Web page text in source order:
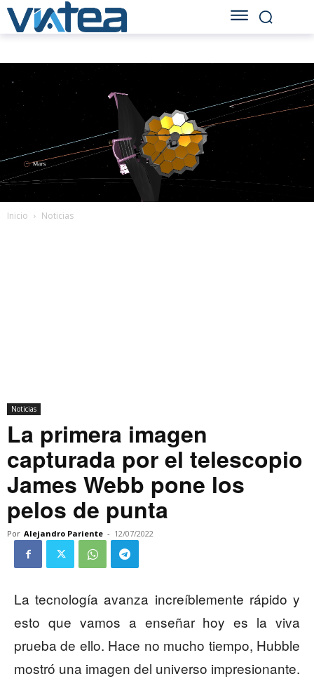
Inicio Noticias
Noticias
La primera imagen
capturada por el telescopio
James Webb pone los
pelos de punta
Por Alejandro Pariente - 12/07/2022
La tecnología avanza increíblemente rápido y
esto que vamos a enseñar hoy es la viva
prueba de ello. Hace no mucho tiempo, Hubble
mostró una imagen del universo impresionante.